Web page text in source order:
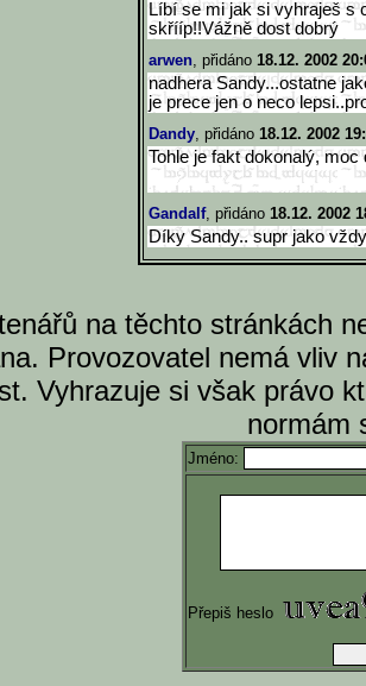
Líbí se mi jak si vyhraješ s
skřííp!!Vážně dost dobrý
arwen, přidáno 18.12. 2002
nadhera Sandy...ostatne
je prece jen o neco
Dandy, přidáno 18.12. 2002
Tohle je fakt dokonalý,
Gandalf, přidáno 18.12. 2002
Díky Sandy.. supr jako
na těchto stránkách
Provozovatel nemá vliv
Vyhrazuje si však právo
normám
Jméno:
Přepiš heslo